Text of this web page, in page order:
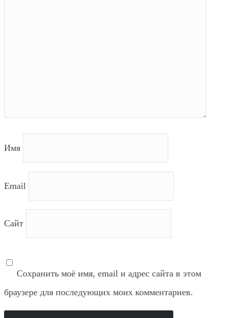
Имя
Email
Сайт
Сохранить моё имя, email и адрес сайта в этом
браузере для последующих моих комментариев.